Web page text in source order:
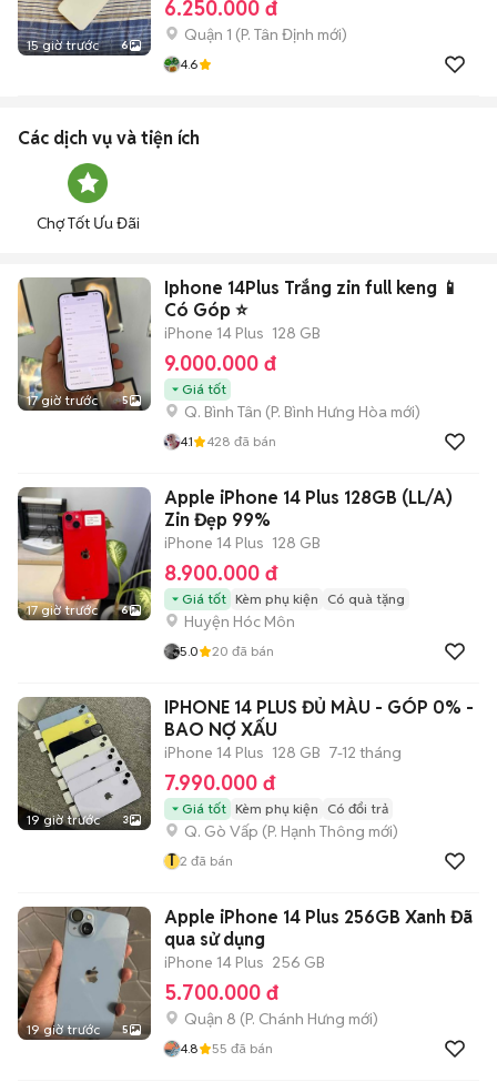
15 giờ trước 6
6.250.000 đ
Quận 1 (P. Tân Định mới)
4.6
Các dịch vụ và tiện ích
Chợ Tốt Ưu Đãi
17 giờ trước 5
Iphone 14Plus Trắng zin full keng 📱
Có Góp ⭐️
iPhone 14 Plus 128 GB
9.000.000 đ
Giá tốt
Q. Bình Tân (P. Bình Hưng Hòa mới)
4.1 428 đã bán
17 giờ trước 6
Apple iPhone 14 Plus 128GB (LL/A)
Zin Đẹp 99%
iPhone 14 Plus 128 GB
8.900.000 đ
Giá tốt Kèm phụ kiện Có quà tặng
Huyện Hóc Môn
5.0 20 đã bán
19 giờ trước 3
IPHONE 14 PLUS ĐỦ MÀU - GÓP 0% -
BAO NỢ XẤU
iPhone 14 Plus 128 GB 7-12 tháng
7.990.000 đ
Giá tốt Kèm phụ kiện Có đổi trả
Q. Gò Vấp (P. Hạnh Thông mới)
T 2 đã bán
19 giờ trước 5
Apple iPhone 14 Plus 256GB Xanh Đã
qua sử dụng
iPhone 14 Plus 256 GB
5.700.000 đ
Quận 8 (P. Chánh Hưng mới)
4.8 55 đã bán